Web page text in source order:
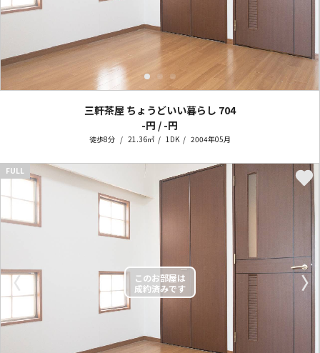
三軒茶屋 ちょうどいい暮らし 704
-円 / -円
徒歩8分 21.36㎡ 1DK 2004年05月
〈 〉
FULL